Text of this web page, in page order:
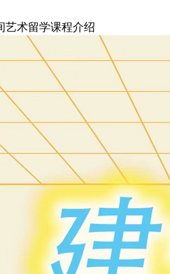
艺术留学课程介绍